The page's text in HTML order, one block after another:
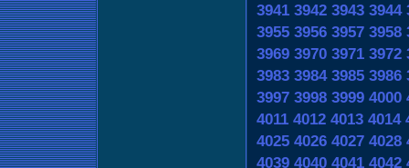
3941 3942 3943 3944
3955 3956 3957 3958
3969 3970 3971 3972
3983 3984 3985 3986
3997 3998 3999 4000
4011 4012 4013 4014
4025 4026 4027 4028
4039 4040 4041 4042